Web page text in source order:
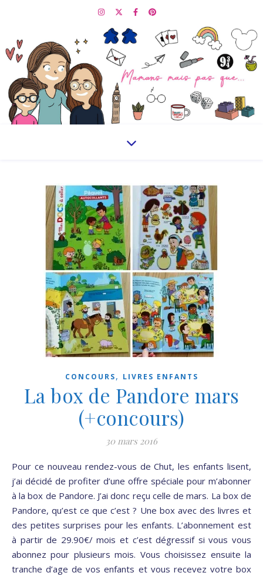
CONCOURS, LIVRES ENFANTS
La box de Pandore mars
(+concours)
30 mars 2016
Pour ce nouveau rendez-vous de Chut, les enfants lisent,
j’ai décidé de profiter d’une offre spéciale pour m’abonner
à la box de Pandore. J’ai donc reçu celle de mars. La box de
Pandore, qu’est ce que c’est ? Une box avec des livres et
des petites surprises pour les enfants. L’abonnement est
à partir de 29.90€/ mois et c’est dégressif si vous vous
abonnez pour plusieurs mois. Vous choisissez ensuite la
tranche d’age de vos enfants et vous recevez votre box